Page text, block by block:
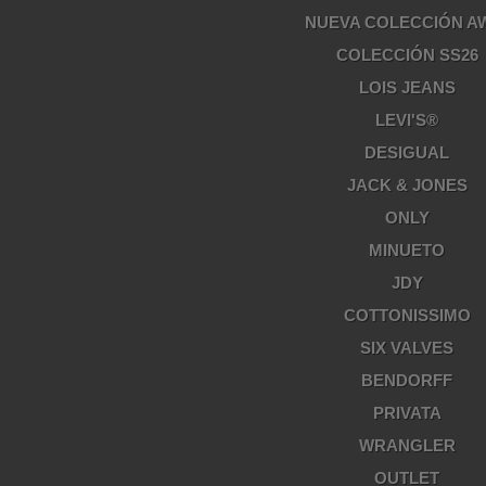
NUEVA COLECCIÓN
COLECCIÓN SS26
LOIS JEANS
LEVI'S®
DESIGUAL
JACK & JONES
ONLY
MINUETO
JDY
COTTONISSIMO
SIX VALVES
BENDORFF
PRIVATA
WRANGLER
OUTLET